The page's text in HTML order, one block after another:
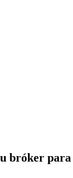
bróker para